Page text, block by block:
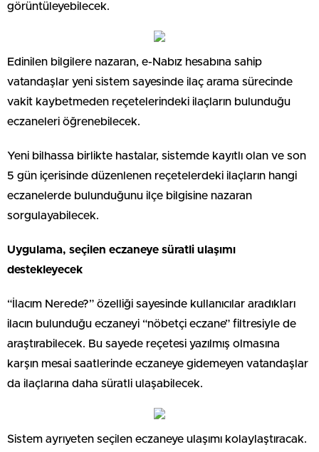
görüntüleyebilecek.
Edinilen bilgilere nazaran, e-Nabız hesabına sahip
vatandaşlar yeni sistem sayesinde ilaç arama sürecinde
vakit kaybetmeden reçetelerindeki ilaçların bulunduğu
eczaneleri öğrenebilecek.
Yeni bilhassa birlikte hastalar, sistemde kayıtlı olan ve son
5 gün içerisinde düzenlenen reçetelerdeki ilaçların hangi
eczanelerde bulunduğunu ilçe bilgisine nazaran
sorgulayabilecek.
Uygulama, seçilen eczaneye süratli ulaşımı
destekleyecek
“İlacım Nerede?” özelliği sayesinde kullanıcılar aradıkları
ilacın bulunduğu eczaneyi “nöbetçi eczane” filtresiyle de
araştırabilecek. Bu sayede reçetesi yazılmış olmasına
karşın mesai saatlerinde eczaneye gidemeyen vatandaşlar
da ilaçlarına daha süratli ulaşabilecek.
Sistem ayrıyeten seçilen eczaneye ulaşımı kolaylaştıracak.